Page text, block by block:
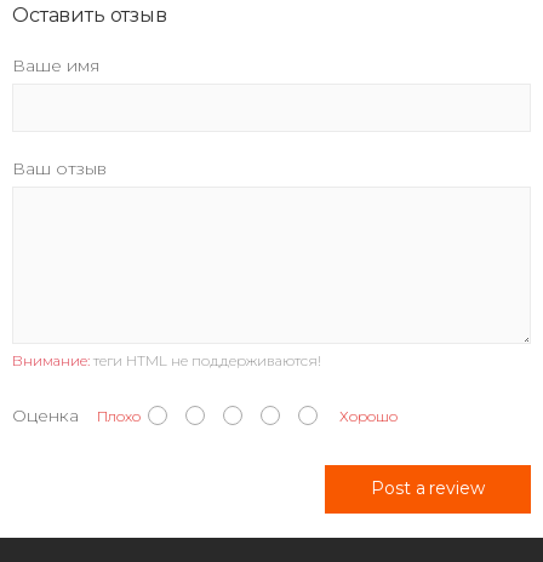
Оставить отзыв
Ваше имя
Ваш отзыв
Внимание: теги HTML не поддерживаются!
Оценка Плохо Хорошо
Post a review